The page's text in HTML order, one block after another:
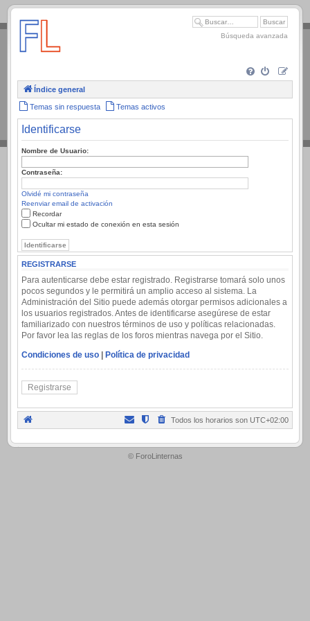
.
Búsqueda avanzada
Índice general
Temas sin respuesta Temas activos
Identificarse
Nombre de Usuario:
Contraseña:
Olvidé mi contraseña
Reenviar email de activación
Recordar
Ocultar mi estado de conexión en esta sesión
REGISTRARSE
Para autenticarse debe estar registrado. Registrarse tomará solo unos
pocos segundos y le permitirá un amplio acceso al sistema. La
Administración del Sitio puede además otorgar permisos adicionales a
los usuarios registrados. Antes de identificarse asegúrese de estar
familiarizado con nuestros términos de uso y políticas relacionadas.
Por favor lea las reglas de los foros mientras navega por el Sitio.
Condiciones de uso | Política de privacidad
Registrarse
Todos los horarios son UTC+02:00
.
© ForoLinternas